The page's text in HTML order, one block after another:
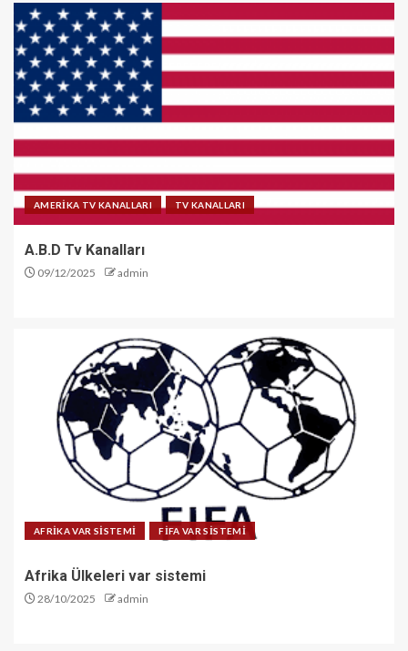
AMERİKA TV KANALLARI TV KANALLARI
A.B.D Tv Kanalları
09/12/2025 admin
AFRİKA VAR SİSTEMİ FİFA VAR SİSTEMİ
Afrika Ülkeleri var sistemi
28/10/2025 admin